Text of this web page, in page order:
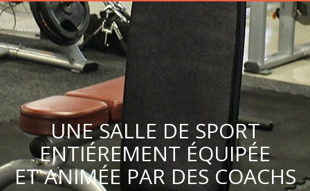
UNE SALLE DE SPORT
ENTIÉREMENT ÉQUIPÉE
ET ANIMÉE PAR DES COACHS